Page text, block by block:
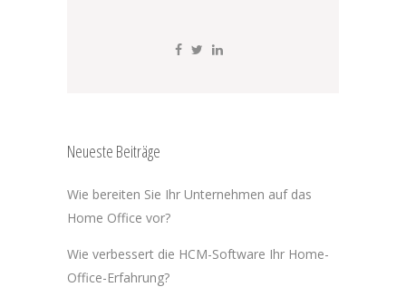
Neueste Beiträge
Wie bereiten Sie Ihr Unternehmen auf das
Home Office vor?
Wie verbessert die HCM-Software Ihr Home-
Office-Erfahrung?